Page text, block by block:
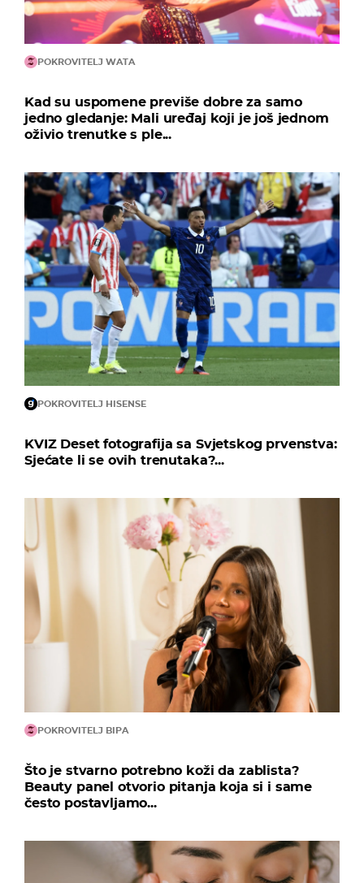
POKROVITELJ WATA
Kad su uspomene previše dobre za samo
jedno gledanje: Mali uređaj koji je još jednom
oživio trenutke s ple...
POKROVITELJ HISENSE
KVIZ Deset fotografija sa Svjetskog prvenstva:
Sjećate li se ovih trenutaka?...
POKROVITELJ BIPA
Što je stvarno potrebno koži da zablista?
Beauty panel otvorio pitanja koja si i same
često postavljamo...